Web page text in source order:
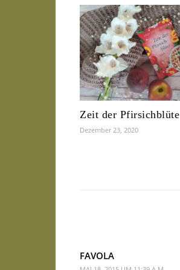
Zeit der Pfirsichblüte
Dezember 23, 2020
FAVOLA